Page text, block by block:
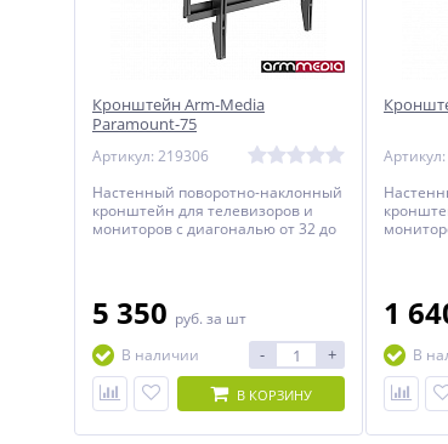
Кронштейн Arm-Media
Paramount-75
Артикул: 219306
Настенный поворотно-наклонный
кронштейн для телевизоров и
мониторов с диагональю от 32 до
5 350 руб. за шт
В наличии
- +
В КОРЗИНУ
1
В